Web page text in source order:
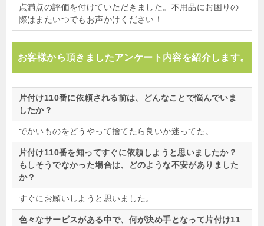
点満点の評価を付けていただきました。不用品にお困りの
際はまたいつでもお声かけください！
お客様から頂きましたアンケート内容を紹介します。
片付け110番に依頼される前は、どんなことで悩んでいま
したか？
でかいものをどうやって捨てたら良いか迷ってた。
片付け110番を知ってすぐに依頼しようと思いましたか？
もしそうでなかった場合は、どのような不安がありました
か？
すぐにお願いしようと思いました。
色々なサービスがある中で、何が決め手となって片付け11